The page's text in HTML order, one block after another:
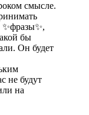
смысле.
бы
Он будет
не будут
на